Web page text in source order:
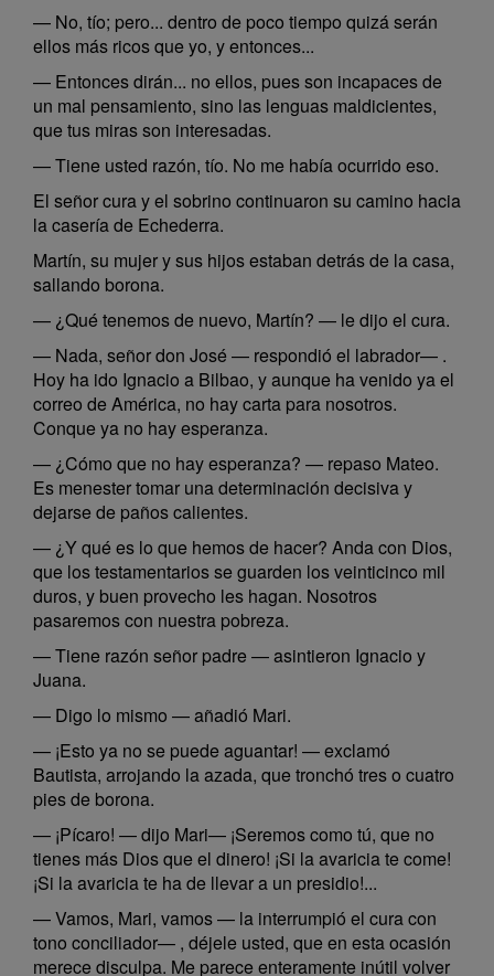
— No, tío; pero... dentro de poco tiempo quizá serán
ellos más ricos que yo, y entonces...
— Entonces dirán... no ellos, pues son incapaces de
un mal pensamiento, sino las lenguas maldicientes,
que tus miras son interesadas.
— Tiene usted razón, tío. No me había ocurrido eso.
El señor cura y el sobrino continuaron su camino hacia
la casería de Echederra.
Martín, su mujer y sus hijos estaban detrás de la casa,
sallando borona.
— ¿Qué tenemos de nuevo, Martín? — le dijo el cura.
— Nada, señor don José — respondió el labrador— .
Hoy ha ido Ignacio a Bilbao, y aunque ha venido ya el
correo de América, no hay carta para nosotros.
Conque ya no hay esperanza.
— ¿Cómo que no hay esperanza? — repaso Mateo.
Es menester tomar una determinación decisiva y
dejarse de paños calientes.
— ¿Y qué es lo que hemos de hacer? Anda con Dios,
que los testamentarios se guarden los veinticinco mil
duros, y buen provecho les hagan. Nosotros
pasaremos con nuestra pobreza.
— Tiene razón señor padre — asintieron Ignacio y
Juana.
— Digo lo mismo — añadió Mari.
— ¡Esto ya no se puede aguantar! — exclamó
Bautista, arrojando la azada, que tronchó tres o cuatro
pies de borona.
— ¡Pícaro! — dijo Mari— ¡Seremos como tú, que no
tienes más Dios que el dinero! ¡Si la avaricia te come!
¡Si la avaricia te ha de llevar a un presidio!...
— Vamos, Mari, vamos — la interrumpió el cura con
tono conciliador— , déjele usted, que en esta ocasión
merece disculpa. Me parece enteramente inútil volver